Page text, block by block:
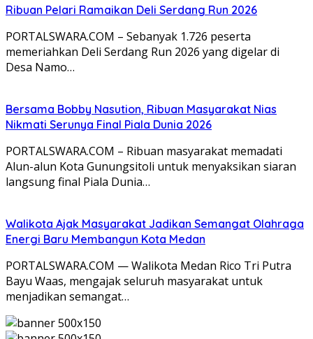
Ribuan Pelari Ramaikan Deli Serdang Run 2026
PORTALSWARA.COM – Sebanyak 1.726 peserta
memeriahkan Deli Serdang Run 2026 yang digelar di
Desa Namo…
Bersama Bobby Nasution, Ribuan Masyarakat Nias
Nikmati Serunya Final Piala Dunia 2026
PORTALSWARA.COM – Ribuan masyarakat memadati
Alun-alun Kota Gunungsitoli untuk menyaksikan siaran
langsung final Piala Dunia…
Walikota Ajak Masyarakat Jadikan Semangat Olahraga
Energi Baru Membangun Kota Medan
PORTALSWARA.COM — Walikota Medan Rico Tri Putra
Bayu Waas, mengajak seluruh masyarakat untuk
menjadikan semangat…